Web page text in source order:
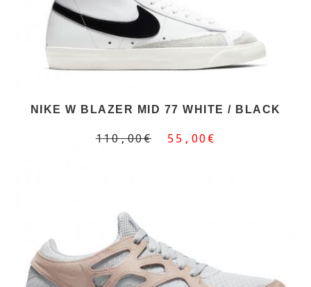
NIKE W BLAZER MID 77 WHITE / BLACK
110,00€ 55,00€